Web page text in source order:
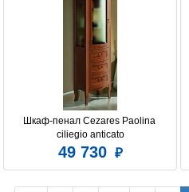
Шкаф-пенал Cezares Paolina
ciliegio anticato
49 730